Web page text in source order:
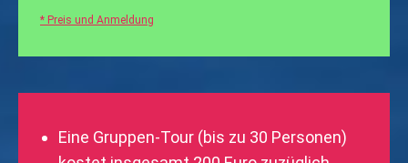
* Preis und Anmeldung
Eine Gruppen-Tour (bis zu 30 Personen)